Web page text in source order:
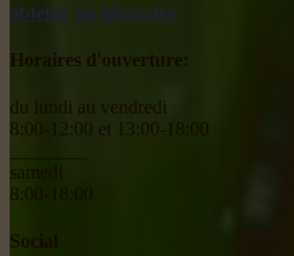
obtenir un itinéraire
Horaires d'ouverture:
du lundi au vendredi
8:00-12:00 et 13:00-18:00
samedi
8:00-18:00
Social